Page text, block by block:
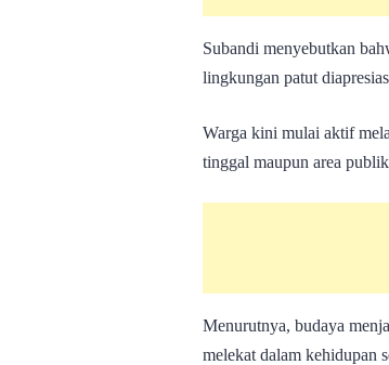
Subandi menyebutkan
lingkungan patut
Warga kini mulai aktif
tinggal maupun area
Menurutnya, budaya
melekat dalam kehidupan